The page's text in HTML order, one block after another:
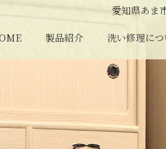
愛知県あま
製品紹介 洗い修理につ